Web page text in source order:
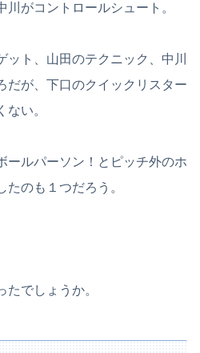
がコントロールシュート。
ト、山田のテクニック、中川
だが、下口のクイックリスター
ない。
ールパーソン！とピッチ外のホ
のも１つだろう。
でしょうか。